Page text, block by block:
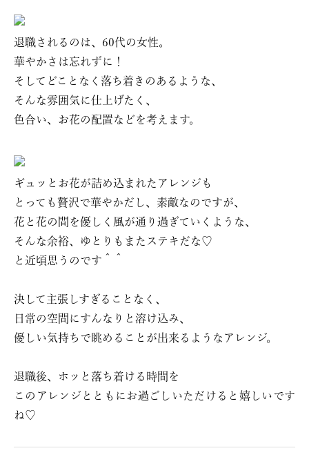
退職されるのは、60代の女性。
華やかさは忘れずに！
そしてどことなく落ち着きのあるような、
そんな雰囲気に仕上げたく、
色合い、お花の配置などを考えます。
ギュッとお花が詰め込まれたアレンジも
とっても贅沢で華やかだし、素敵なのですが、
花と花の間を優しく風が通り過ぎていくような、
そんな余裕、ゆとりもまたステキだな♡
と近頃思うのです＾＾
決して主張しすぎることなく、
日常の空間にすんなりと溶け込み、
優しい気持ちで眺めることが出来るようなアレンジ。
退職後、ホッと落ち着ける時間を
このアレンジとともにお過ごしいただけると嬉しいです
ね♡